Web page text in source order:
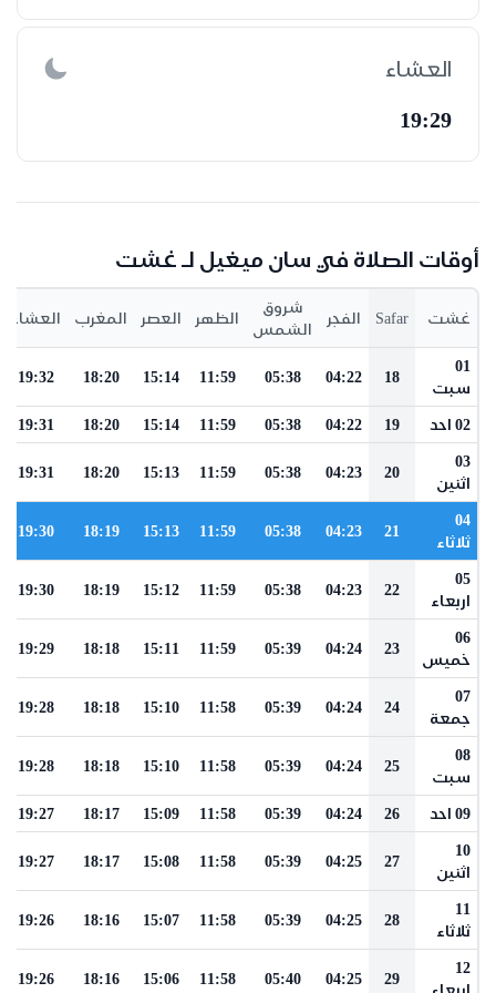
العشاء
19:29
أوقات الصلاة في سان ميغيل لـ غشت
غشت Safar الفجر
شروق
الشمس
الظهر العصر المغرب العشاء
01
سبت
18
04:22
05:38
11:59
15:14
18:20
19:32
02 احد 19
04:22
05:38
11:59
15:14
18:20
19:31
03
اثنين
20
04:23
05:38
11:59
15:13
18:20
19:31
04
ثلاثاء
21
04:23
05:38
11:59
15:13
18:19
19:30
05
اربعاء
22
04:23
05:38
11:59
15:12
18:19
19:30
06
خميس
23
04:24
05:39
11:59
15:11
18:18
19:29
07
جمعة
24
04:24
05:39
11:58
15:10
18:18
19:28
08
سبت
25
04:24
05:39
11:58
15:10
18:18
19:28
09 احد 26
04:24
05:39
11:58
15:09
18:17
19:27
10
اثنين
27
04:25
05:39
11:58
15:08
18:17
19:27
11
ثلاثاء
28
04:25
05:39
11:58
15:07
18:16
19:26
12
اربعاء
29
04:25
05:40
11:58
15:06
18:16
19:26